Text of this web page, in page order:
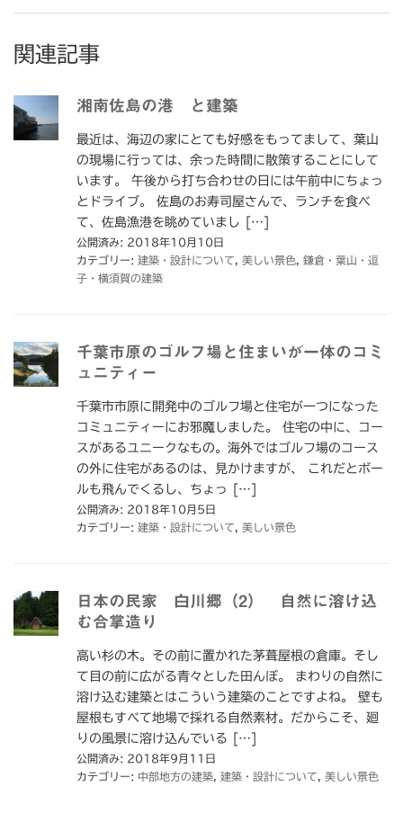
関連記事
湘南佐島の港 と建築
最近は、海辺の家にとても好感をもってまして、葉山
の現場に行っては、余った時間に散策することにして
います。 午後から打ち合わせの日には午前中にちょっ
とドライブ。 佐島のお寿司屋さんで、ランチを食べ
て、佐島漁港を眺めていまし […]
公開済み: 2018年10月10日
カテゴリー: 建築・設計について 美しい景色
鎌倉・葉山・逗
子・横須賀の建築
千葉市原のゴルフ場と住まいが一体のコミ
ュニティー
千葉市市原に開発中のゴルフ場と住宅が一つになった
コミュニティーにお邪魔しました。 住宅の中に、コー
スがあるユニークなもの。海外ではゴルフ場のコース
の外に住宅があるのは、見かけますが、 これだとボー
ルも飛んでくるし、ちょっ […]
公開済み: 2018年10月5日
カテゴリー: 建築・設計について 美しい景色
日本の民家 白川郷（2） 自然に溶け込
む合掌造り
高い杉の木。その前に置かれた茅葺屋根の倉庫。そし
て目の前に広がる青々とした田んぼ。 まわりの自然に
溶け込む建築とはこういう建築のことですよね。 壁も
屋根もすべて地場で採れる自然素材。だからこそ、廻
りの風景に溶け込んでいる […]
公開済み: 2018年9月11日
カテゴリー: 中部地方の建築 建築・設計について 美しい景色